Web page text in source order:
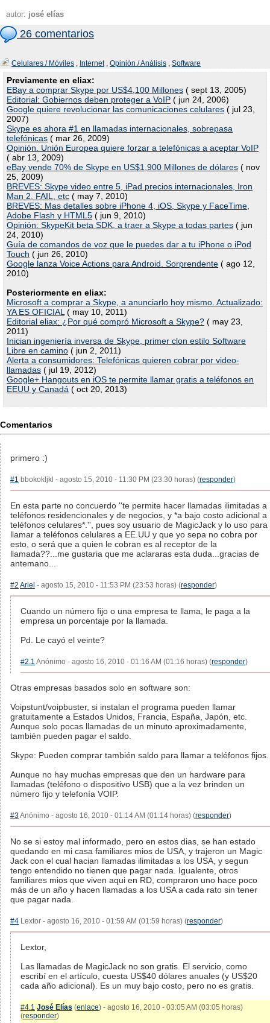
autor: josé elías
26 comentarios
Celulares / Móviles , Internet, Opinión / Análisis , Software
Previamente en eliax:
EBay a comprar Skype por US$4,100 Millones ( sept 13, 2005)
Editorial: Gobiernos deben proteger a VoIP ( jun 24, 2006)
Google quiere revolucionar las comunicaciones celulares ( jul 23,
2007)
Skype es ahora #1 en llamadas internacionales, sobrepasa
telefónicas ( mar 26, 2009)
Opinión. Unión Europea quiere forzar a telefónicas a aceptar VoIP
( abr 13, 2009)
eBay vende 70% de Skype en US$1,900 Millones de dólares ( nov
25, 2009)
BREVES: Skype video entre 5, iPad precios internacionales, Iron
Man 2, FAIL, etc ( may 7, 2010)
BREVES: Mas detalles sobre iPhone 4, iOS, Skype y FaceTime,
Adobe Flash y HTML5 ( jun 9, 2010)
Opinión: SkypeKit beta SDK, a traer a Skype a todas partes ( jun
24, 2010)
Guía de comandos de voz que le puedes dar a tu iPhone o iPod
Touch ( jun 26, 2010)
Google lanza Voice Actions para Android. Sorprendente ( ago 12,
2010)
Posteriormente en eliax:
Microsoft a comprar a Skype, a anunciarlo hoy mismo. Actualizado:
YA ES OFICIAL ( may 10, 2011)
Editorial eliax: ¿Por qué compró Microsoft a Skype? ( may 23,
2011)
Inician ingeniería inversa de Skype, primer clon estilo Software
Libre en camino ( jun 2, 2011)
Alerta a consumidores: Telefónicas quieren cobrar por video-
llamadas ( jul 19, 2012)
Google+ Hangouts en iOS te permite llamar gratis a teléfonos en
EEUU y Canadá ( oct 20, 2013)
Comentarios
primero :)
#1 bbokokljkl - agosto 15, 2010 - 11:30 PM (23:30 horas) (responder)
En esta parte no concuerdo ''te permite hacer llamadas ilimitadas a
teléfonos residencionales y de negocios, y *a bajo costo adicional a
teléfonos celulares*.'', pues soy usuario de MagicJack y lo uso para
llamar a teléfonos celulares a EE.UU y que yo sepa no cobra por
esto, o será que a quien le cobran es al receptor de la
llamada??...me gustaria que me aclararas esta duda...gracias de
antemano...
#2 Ariel - agosto 15, 2010 - 11:53 PM (23:53 horas) (responder)
Cuando un número fijo o una empresa te llama, le paga a la
empresa un porcentaje por la llamada.
Pd. Le cayó el veinte?
#2.1 Anónimo - agosto 16, 2010 - 01:16 AM (01:16 horas) (responder)
Otras empresas basados solo en software son:
Voipstunt/voipbuster, si instalan el programa pueden llamar
gratuitamente a Estados Unidos, Francia, España, Japón, etc.
Aunque solo pocas llamadas de un minuto aproximadamente,
también pueden pagar el saldo.
Skype: Pueden comprar también saldo para llamar a teléfonos fijos.
Aunque no hay muchas empresas que den un hardware para
llamadas (teléfono o dispositivo USB) que a la vez brinden un
número fijo y telefonía VOIP.
#3Anónimo - agosto 16, 2010 - 01:14 AM (01:14 horas) (responder)
No se si estoy mal informado, pero en estos dias, se han estado
quedando en mi casa familiares mios de USA, y trajeron un Magic
Jack con el cual hacian llamadas ilimitadas a los USA, y segun
tengo entendido no tienen que pagar nada. Igualente, otros
familiares mios que viven aqui en RD, compraron uno hace poco
más de un año y hacen llamadas a los USA a cada rato sin tener
que pagar nada.
#4 Lextor - agosto 16, 2010 - 01:59 AM (01:59 horas) (responder)
Lextor,
Las llamadas de MagicJack no son gratis. El servicio, como
escribí en el artículo, cuesta US$40 dólares anuales (y US$20
cada año adicional). Es un muy bajo costo, pero no es gratis.
#4.1 José Elías (enlace) - agosto 16, 2010 - 03:05 AM (03:05 horas)
(responder)